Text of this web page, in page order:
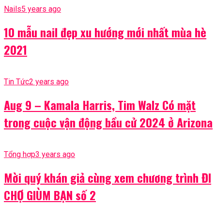
Nails5 years ago
10 mẫu nail đẹp xu hướng mới nhất mùa hè
2021
Tin Tức2 years ago
Aug 9 – Kamala Harris, Tim Walz Có mặt
trong cuộc vận động bầu cử 2024 ở Arizona
Tổng hợp3 years ago
Mời quý khán giả cùng xem chương trình ĐI
CHỢ GIÙM BẠN số 2